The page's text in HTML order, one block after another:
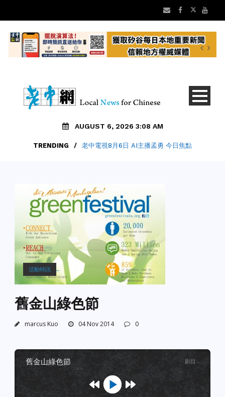
AUGUST 6, 2026 3:08 AM
TRENDING / 老中電視8月6日 AI主播孟勇 今日焦點
活動特訊
舊金山綠色節
marcus Kuo 04 Nov 2014 0
舊金山綠色節 剧目 :-